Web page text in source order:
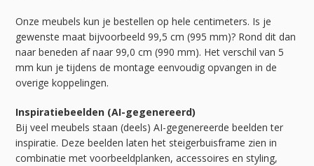
Onze meubels kun je bestellen op hele centimeters. Is je
gewenste maat bijvoorbeeld 99,5 cm (995 mm)? Rond dit dan
naar beneden af naar 99,0 cm (990 mm). Het verschil van 5
mm kun je tijdens de montage eenvoudig opvangen in de
overige koppelingen.
Inspiratiebeelden (AI-gegenereerd)
Bij veel meubels staan (deels) AI-gegenereerde beelden ter
inspiratie. Deze beelden laten het steigerbuisframe zien in
combinatie met voorbeeldplanken, accessoires en styling,